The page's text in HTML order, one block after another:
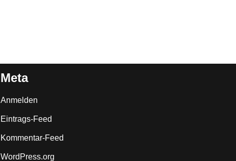
Meta
Anmelden
Eintrags-Feed
Kommentar-Feed
WordPress.org